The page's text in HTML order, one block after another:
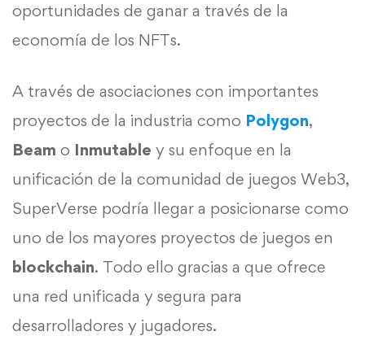
oportunidades de ganar a través de la
economía de los NFTs.
A través de asociaciones con importantes
proyectos de la industria como Polygon,
Beam o Inmutable y su enfoque en la
unificación de la comunidad de juegos Web3,
SuperVerse podría llegar a posicionarse como
uno de los mayores proyectos de juegos en
blockchain. Todo ello gracias a que ofrece
una red unificada y segura para
desarrolladores y jugadores.